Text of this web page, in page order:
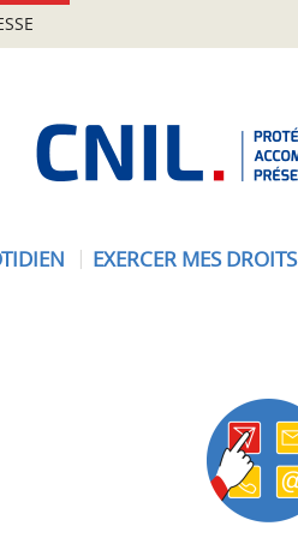
EXERCER MES DROITS